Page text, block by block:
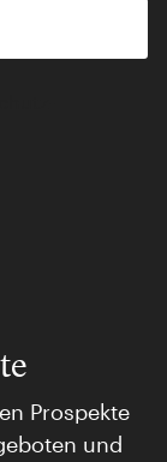
Prospekte
und